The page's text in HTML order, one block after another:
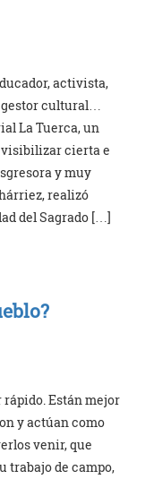
activista,
gestor cultural…
La Tuerca, un
cierta e
y muy
realizó
del Sagrado […]
Están mejor
y actúan como
venir, que
trabajo de campo,